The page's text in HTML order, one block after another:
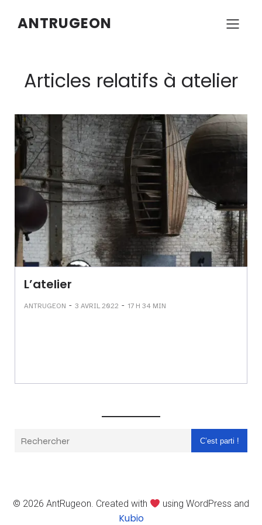
ANTRUGEON
Articles relatifs à atelier
L’atelier
ANTRUGEON - 3 AVRIL 2022 - 17 H 34 MIN
C’est parti !
© 2026 AntRugeon. Created with using WordPress and
Kubio